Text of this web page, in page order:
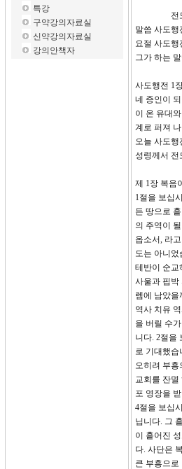
특강
구약강의자료실
신약강의자료실
강의안책자
전도
말씀 사도행
요절 사도행
그가 하는
사도행전 1
네 증인이
이 온 유대
계로 퍼져
오늘 사도행
성령께서 전
제 1장 복음
1절을 보십
든 땅으로
의 주역이
옵소서, 라
도는 아니었
테반이 순교
사울과 핍박
렘에 남았을
역사 치유
을 버릴 수
니다. 2절을
로 기대했습
오히려 부흥
교회를 잔멸
포 영장을
4절을 보십
닙니다. 그
이 흩어진
다. 사단은
큰 부흥으